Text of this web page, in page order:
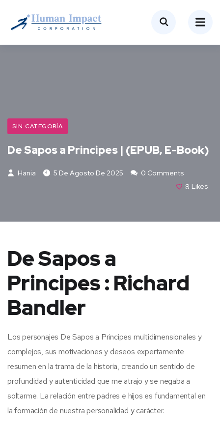
SIN CATEGORÍA
De Sapos a Principes | (EPUB, E-Book)
Hania 5 De Agosto De 2025
0 Comments
8 Likes
De Sapos a
Principes : Richard
Bandler
Los personajes De Sapos a Principes multidimensionales y
complejos, sus motivaciones y deseos expertamente
resumen en la trama de la historia, creando un sentido de
profundidad y autenticidad que me atrajo y se negaba a
soltarme. La relación entre padres e hijos es fundamental en
la formación de nuestra personalidad y carácter.